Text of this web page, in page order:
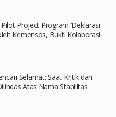
Project Program ‘Deklarasi
Kemensos, Bukti Kolaborasi
Selamat: Saat Kritik dan
Atas Nama Stabilitas